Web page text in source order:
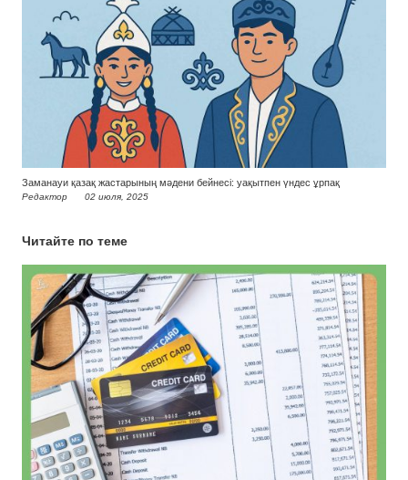
Заманауи қазақ жастарының мәдени бейнесі: уақытпен үндес ұрпақ
Редактор 02 июля, 2025
Читайте по теме